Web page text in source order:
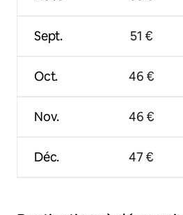
Sept.
Oct.
Nov.
Déc.
51 €
46 €
46 €
47 €